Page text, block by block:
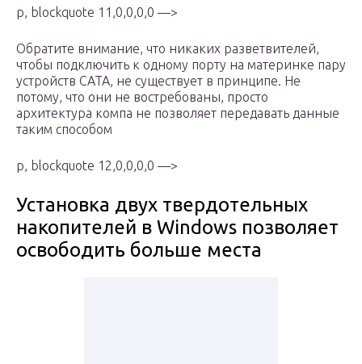
p, blockquote 11,0,0,0,0 —>
Обратите внимание, что никаких разветвителей,
чтобы подключить к одному порту на материнке пару
устройств САТА, не существует в принципе. Не
потому, что они не востребованы, просто
архитектура компа не позволяет передавать данные
таким способом
p, blockquote 12,0,0,0,0 —>
Установка двух твердотельных
накопителей в Windows позволяет
освободить больше места